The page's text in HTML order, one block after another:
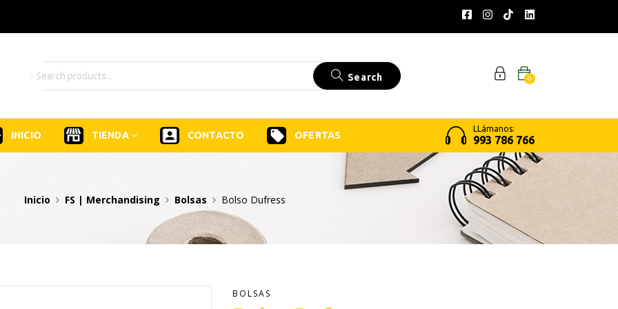
Search 0
INICIO TIENDA CONTACTO OFERTAS
LLámanos:
993 786 766
Inicio FS | Merchandising Bolsas Bolso Dufress
BOLSAS